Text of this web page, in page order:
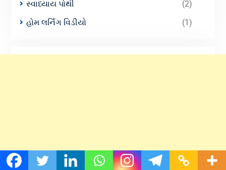
સ્વાધ્યાય પોથી
(2)
હોમ લર્નિંગ વિડીયો
(1)